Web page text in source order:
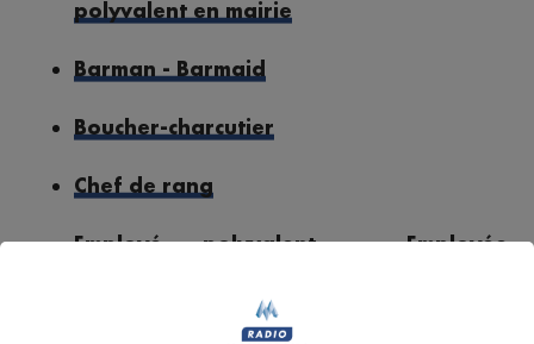
polyvalent en mairie
Barman - Barmaid
Boucher-charcutier
Chef de rang
Employé polyvalent - Employée
Maître-nageur sauveteur - Maître